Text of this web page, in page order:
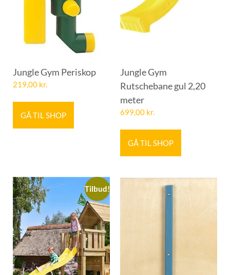
Jungle Gym Periskop
219,00 kr.
GÅ TIL SHOP
Jungle Gym
Rutschebane gul 2,20
meter
699,00 kr.
GÅ TIL SHOP
Tilbud!